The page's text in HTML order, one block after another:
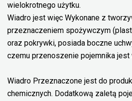
wielokrotnego użytku.
Wiadro jest więc Wykonane z
przeznaczeniem spożywczym
oraz pokrywki, posiada boczne
czemu przenoszenie pojemnika jest
Wiadro Przeznaczone jest do
chemicznych. Dodatkową zaletą